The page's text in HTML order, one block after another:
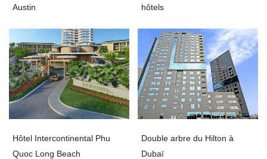
Austin
hôtels
Hôtel Intercontinental Phu
Quoc Long Beach
Double arbre du Hilton à
Dubaï